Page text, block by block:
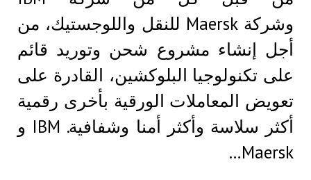
وشركة Maersk للنقل واللوجستيك، من
أجل إنشاء مشروع شحن وتوريد قائم
على تكنولوجيا البلوكشين، القادرة على
تعويض المعاملات الورقية بأخرى رقمية
أكثر سلاسة وأكثر أمنا وشفافية. IBM و
Maersk…